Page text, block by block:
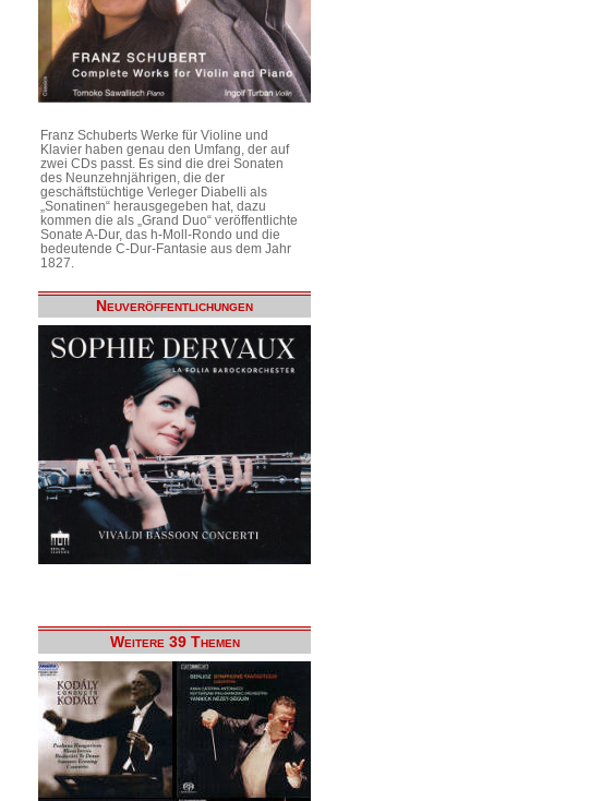
Franz Schuberts Werke für Violine und
Klavier haben genau den Umfang, der auf
zwei CDs passt. Es sind die drei Sonaten
des Neunzehnjährigen, die der
geschäftstüchtige Verleger Diabelli als
„Sonatinen“ herausgegeben hat, dazu
kommen die als „Grand Duo“ veröffentlichte
Sonate A-Dur, das h-Moll-Rondo und die
bedeutende C-Dur-Fantasie aus dem Jahr
1827.
Neuveröffentlichungen
Weitere 39 Themen